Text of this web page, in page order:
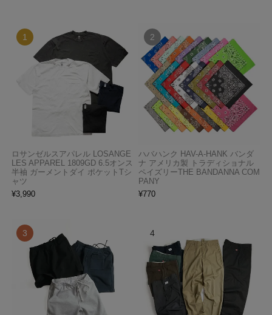
ロサンゼルスアパレル LOSANGE
LES APPAREL 1809GD 6.5オンス
半袖 ガーメントダイ ポケットTシ
ャツ
¥3,990
ハバハンク HAV-A-HANK バンダ
ナ アメリカ製 トラディショナル
ペイズリーTHE BANDANNA COM
PANY
¥770